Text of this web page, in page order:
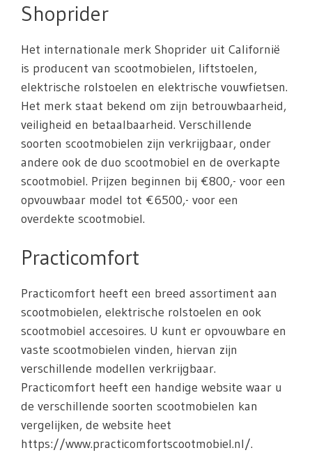
Shoprider
Het internationale merk Shoprider uit Californië
is producent van scootmobielen, liftstoelen,
elektrische rolstoelen en elektrische vouwfietsen.
Het merk staat bekend om zijn betrouwbaarheid,
veiligheid en betaalbaarheid. Verschillende
soorten scootmobielen zijn verkrijgbaar, onder
andere ook de duo scootmobiel en de overkapte
scootmobiel. Prijzen beginnen bij €800,- voor een
opvouwbaar model tot €6500,- voor een
overdekte scootmobiel.
Practicomfort
Practicomfort heeft een breed assortiment aan
scootmobielen, elektrische rolstoelen en ook
scootmobiel accesoires. U kunt er opvouwbare en
vaste scootmobielen vinden, hiervan zijn
verschillende modellen verkrijgbaar.
Practicomfort heeft een handige website waar u
de verschillende soorten scootmobielen kan
vergelijken, de website heet
https://www.practicomfortscootmobiel.nl/.